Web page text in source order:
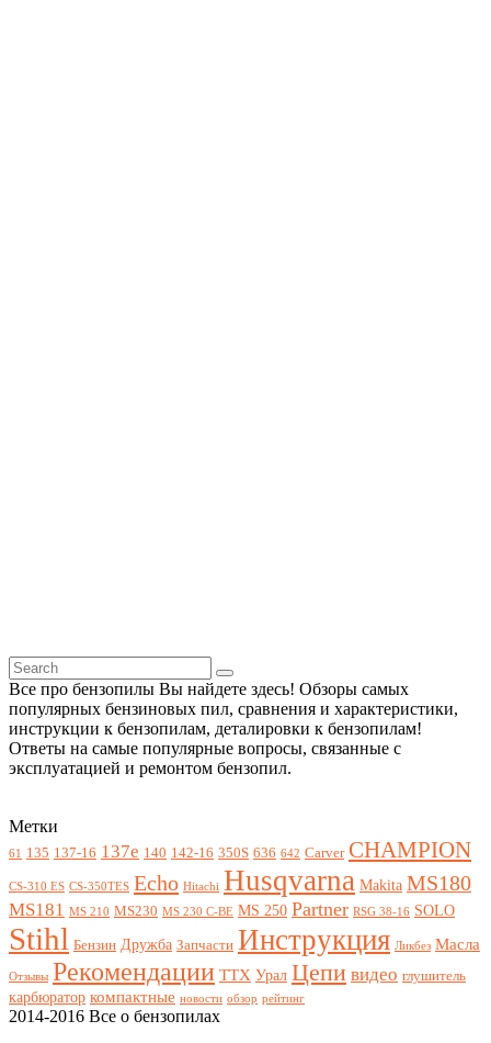
Все про бензопилы Вы найдете здесь! Обзоры самых
популярных бензиновых пил, сравнения и характеристики,
инструкции к бензопилам, деталировки к бензопилам!
Ответы на самые популярные вопросы, связанные с
эксплуатацией и ремонтом бензопил.
Метки
61 135 137-16 137e 140 142-16 350S 636 642 Carver CHAMPION
CS-310 ES CS-350TES Echo Hitachi Husqvarna Makita MS180
MS181 MS 210 MS230 MS 230 C-BE MS 250 Partner RSG 38-16 SOLO
Stihl Бензин Дружба Запчасти Инструкция Ликбез Масла
Отзывы Рекомендации ТТХ Урал Цепи видео глушитель
карбюратор компактные новости обзор рейтинг
2014-2016 Все о бензопилах